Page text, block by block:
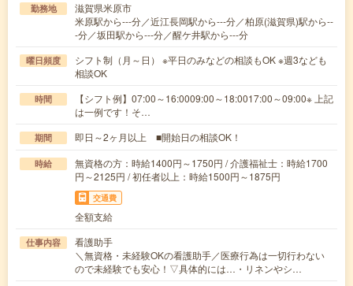
勤務地
滋賀県米原市
米原駅から---分／近江長岡駅から---分／柏原(滋賀県)駅から--
-分／坂田駅から---分／醒ケ井駅から---分
曜日頻度
シフト制（月～日） ※平日のみなどの相談もOK ※週3なども
相談OK
時間
【シフト例】07:00～16:0009:00～18:0017:00～09:00※ 上記
は一例です！そ…
期間 即日～2ヶ月以上 ■開始日の相談OK！
時給
無資格の方：時給1400円～1750円 / 介護福祉士：時給1700
円～2125円 / 初任者以上：時給1500円～1875円
交通費
全額支給
仕事内容
看護助手
＼無資格・未経験OKの看護助手／医療行為は一切行わない
ので未経験でも安心！▽具体的には…・リネンやシ…